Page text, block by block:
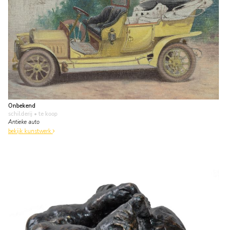
Onbekend
schilderij • te koop
Antieke auto
bekijk kunstwerk